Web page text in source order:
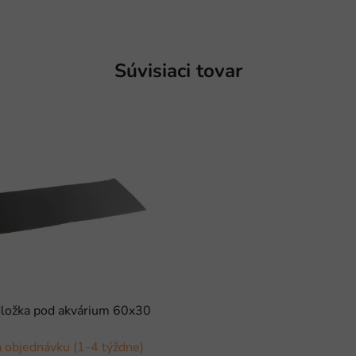
Súvisiaci tovar
pod akvárium 60x30
objednávku (1-4 týždne)